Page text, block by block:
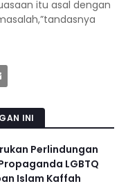
itu asal dengan
INI
Perlindungan
LGBTQ
Islam Kaffah